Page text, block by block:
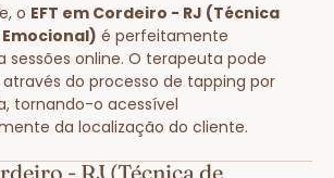
o EFT em Cordeiro - RJ (Técnica
é perfeitamente
sessões online. O terapeuta pode
do processo de tapping por
tornando-o acessível
da localização do cliente.
- RJ (Técnica de